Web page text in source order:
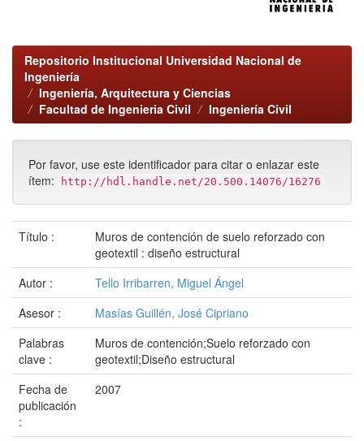
Repositorio Institucional Universidad Nacional de
Ingeniería
Ingeniería, Arquitectura y Ciencias
Facultad de Ingenieria Civil
Ingeniería Civil
Por favor, use este identificador para citar o enlazar este
ítem:
http://hdl.handle.net/20.500.14076/16276
Título :
Muros de contención de suelo reforzado con
geotextil : diseño estructural
Autor :
Tello Irribarren, Miguel Ángel
Asesor :
Masías Guillén, José Cipriano
Palabras
clave :
Muros de contención;Suelo reforzado con
geotextil;Diseño estructural
Fecha de
publicación
:
2007